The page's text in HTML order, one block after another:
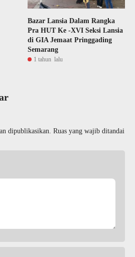
Bazar Lansia Dalam Rangka
Pra HUT Ke -XVI Seksi Lansia
di GIA Jemaat Pringgading
Semarang
1 tahun lalu
dipublikasikan. Ruas yang wajib ditandai